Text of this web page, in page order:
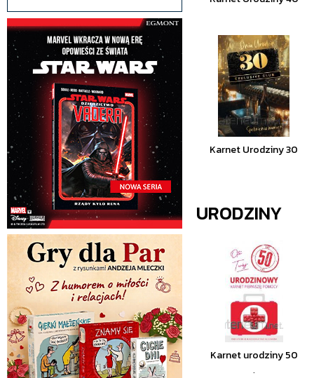
Karnet Urodziny 30
URODZINY
Karnet urodziny 50
.